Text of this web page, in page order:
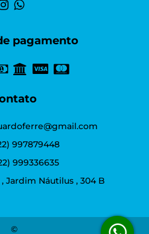
pagamento
997879448
999336635
Jardim Náutilus , 304 B
©